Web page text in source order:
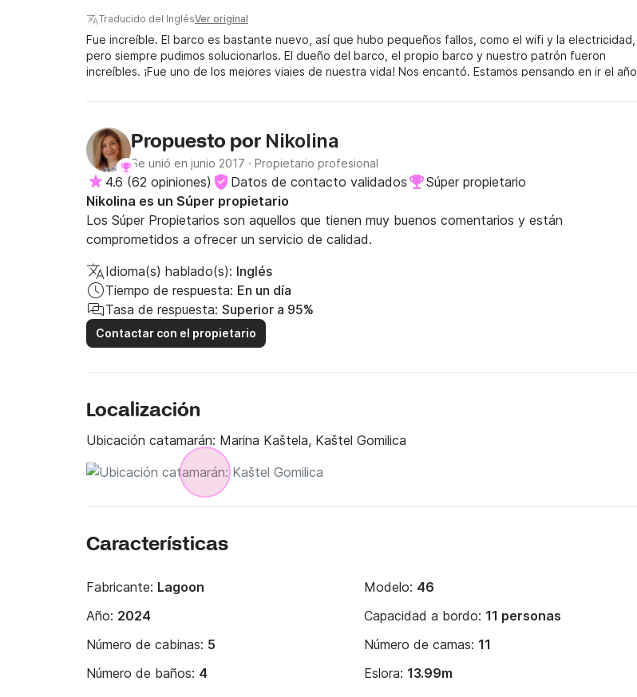
Traducido del InglésVer original
Fue increíble. El barco es bastante nuevo, así que hubo pequeños fallos, como el wifi y la electricidad,
pero siempre pudimos solucionarlos. El dueño del barco, el propio barco y nuestro patrón fueron
increíbles. ¡Fue uno de los mejores viajes de nuestra vida! Nos encantó. Estamos pensando en ir el año
Propuesto por Nikolina
Se unió en junio 2017 · Propietario profesional
4.6 (62 opiniones) Datos de contacto validados
Súper propietario
Nikolina es un Súper propietario
Los Súper Propietarios son aquellos que tienen muy buenos comentarios y están
comprometidos a ofrecer un servicio de calidad.
Idioma(s) hablado(s): Inglés
Tiempo de respuesta: En un día
Tasa de respuesta: Superior a 95%
Contactar con el propietario
Localización
Ubicación catamarán: Marina Kaštela, Kaštel Gomilica
Características
Fabricante: Lagoon Modelo: 46
Año: 2024 Capacidad a bordo: 11 personas
Número de cabinas: 5 Número de camas: 11
Número de baños: 4 Eslora: 13.99m